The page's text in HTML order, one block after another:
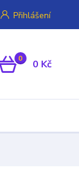
Přihlášení
0 0 Kč